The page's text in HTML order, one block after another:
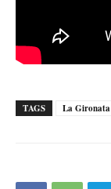
TAGS La Gironata